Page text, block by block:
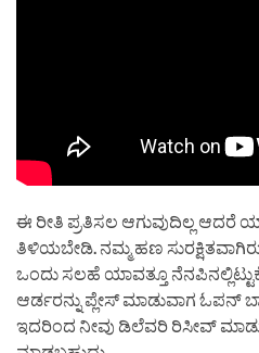
ಈ ರೀತಿ ಪ್ರತಿಸಲ ಆಗುವುದಿಲ್ಲ ಆದರೆ
ತಿಳಿಯಬೇಡಿ. ನಮ್ಮ ಹಣ
ಒಂದು ಸಲಹೆ ಯಾವತ್ತೂ
ಆರ್ಡರನ್ನು ಪ್ಲೇಸ್ ಮಾಡುವಾಗ ಓಪನ್
ಇದರಿಂದ ನೀವು ಡಿಲೆವರಿ ರಿಸೀವ್